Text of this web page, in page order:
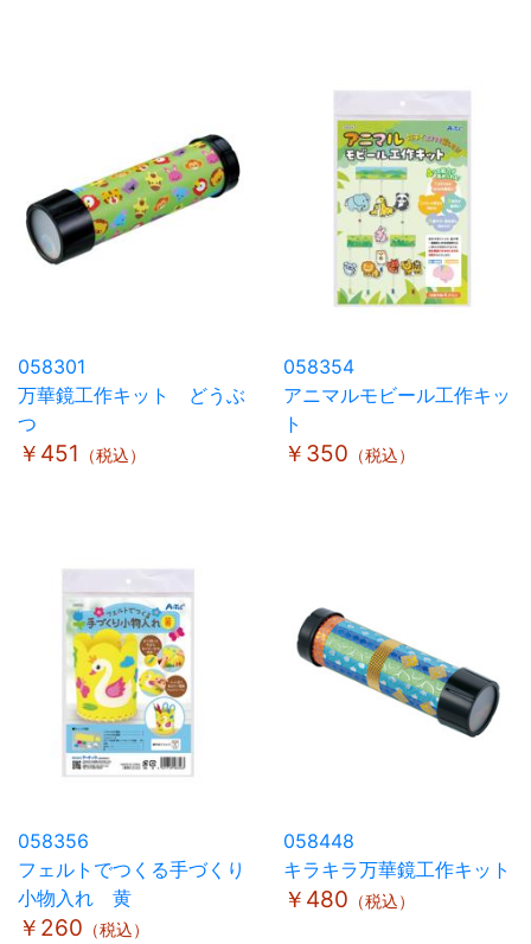
058301
万華鏡工作キット どうぶ
つ
￥451 （税込）
058354
アニマルモビール工作キッ
ト
￥350 （税込）
058356
フェルトでつくる手づくり
小物入れ 黄
￥260 （税込）
058448
キラキラ万華鏡工作キット
￥480 （税込）